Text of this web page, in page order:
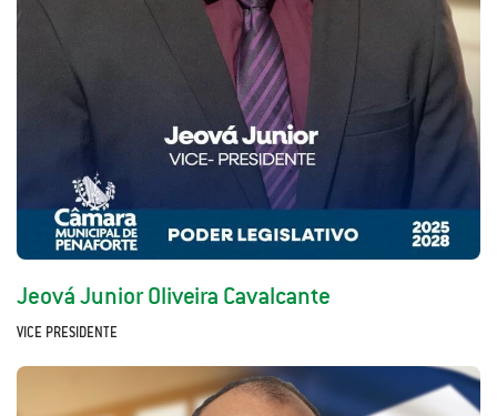
Jeová Junior Oliveira Cavalcante
VICE PRESIDENTE